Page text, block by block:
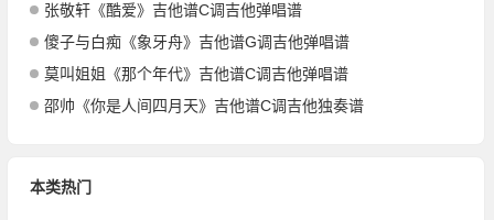
张敬轩《酷爱》吉他谱C调吉他弹唱谱
傻子与白痴《象牙舟》吉他谱G调吉他弹唱谱
莫叫姐姐《那个年代》吉他谱C调吉他弹唱谱
邵帅《你是人间四月天》吉他谱C调吉他独奏谱
本类热门